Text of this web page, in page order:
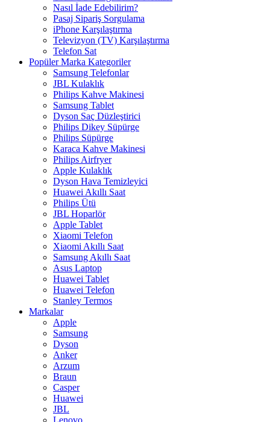
Nasıl İade Edebilirim?
Pasaj Sipariş Sorgulama
iPhone Karşılaştırma
Televizyon (TV) Karşılaştırma
Telefon Sat
Popüler Marka Kategoriler
Samsung Telefonlar
JBL Kulaklık
Philips Kahve Makinesi
Samsung Tablet
Dyson Saç Düzleştirici
Philips Dikey Süpürge
Philips Süpürge
Karaca Kahve Makinesi
Philips Airfryer
Apple Kulaklık
Dyson Hava Temizleyici
Huawei Akıllı Saat
Philips Ütü
JBL Hoparlör
Apple Tablet
Xiaomi Telefon
Xiaomi Akıllı Saat
Samsung Akıllı Saat
Asus Laptop
Huawei Tablet
Huawei Telefon
Stanley Termos
Markalar
Apple
Samsung
Dyson
Anker
Arzum
Braun
Casper
Huawei
JBL
Lenovo